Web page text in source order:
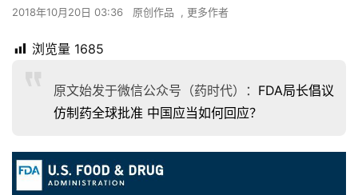
2018年10月20日 03:36 原创作品 , 更多作者
浏览量 1685
原文始发于微信公众号（药时代）： FDA局长倡议
仿制药全球批准 中国应当如何回应？